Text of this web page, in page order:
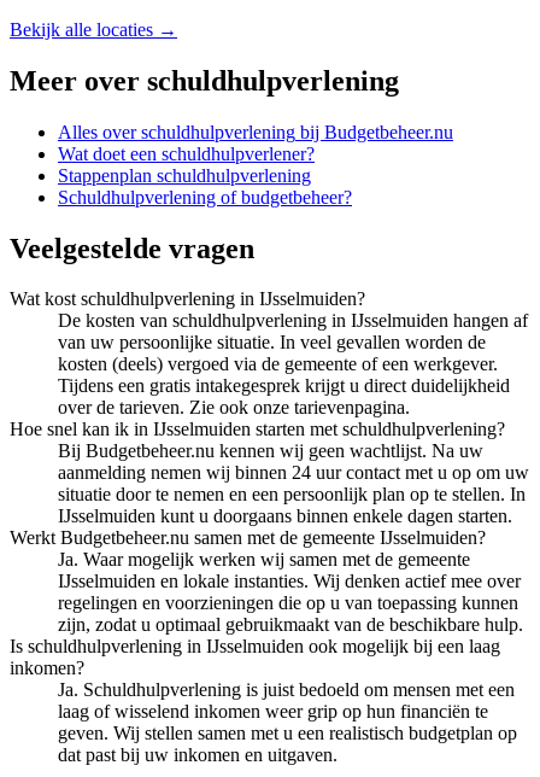
Bekijk alle locaties →
Meer over schuldhulpverlening
Alles overschuldhulpverlening bij Budgetbeheer.nu
Wat doet een schuldhulpverlener?
Stappenplan schuldhulpverlening
Schuldhulpverlening of budgetbeheer?
Veelgestelde vragen
Wat kost schuldhulpverlening in IJsselmuiden?
De kosten van schuldhulpverlening in IJsselmuiden hangen af
van uw persoonlijke situatie. In veel gevallen worden de
kosten (deels) vergoed via de gemeente of een werkgever.
Tijdens een gratis intakegesprek krijgt u direct duidelijkheid
over de tarieven. Zie ook onze tarievenpagina.
Hoe snel kan ik in IJsselmuiden starten met schuldhulpverlening?
Bij Budgetbeheer.nu kennen wij geen wachtlijst. Na uw
aanmelding nemen wij binnen 24 uur contact met u op om uw
situatie door te nemen en een persoonlijk plan op te stellen. In
IJsselmuiden kunt u doorgaans binnen enkele dagen starten.
Werkt Budgetbeheer.nu samen met de gemeente IJsselmuiden?
Ja. Waar mogelijk werken wij samen met de gemeente
IJsselmuiden en lokale instanties. Wij denken actief mee over
regelingen en voorzieningen die op u van toepassing kunnen
zijn, zodat u optimaal gebruikmaakt van de beschikbare hulp.
Is schuldhulpverlening in IJsselmuiden ook mogelijk bij een laag
inkomen?
Ja. Schuldhulpverlening is juist bedoeld om mensen met een
laag of wisselend inkomen weer grip op hun financiën te
geven. Wij stellen samen met u een realistisch budgetplan op
dat past bij uw inkomen en uitgaven.